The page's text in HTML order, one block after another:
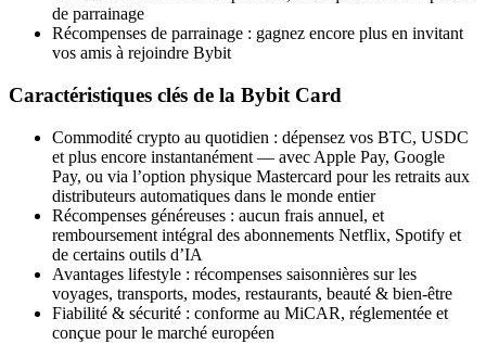
de parrainage
Récompenses de parrainage : gagnez encore plus en invitant
vos amis à rejoindre Bybit
Caractéristiques clés de la Bybit Card
Commodité crypto au quotidien : dépensez vos BTC, USDC
et plus encore instantanément — avec Apple Pay, Google
Pay, ou via l’option physique Mastercard pour les retraits aux
distributeurs automatiques dans le monde entier
Récompenses généreuses : aucun frais annuel, et
remboursement intégral des abonnements Netflix, Spotify et
de certains outils d’IA
Avantages lifestyle : récompenses saisonnières sur les
voyages, transports, modes, restaurants, beauté & bien-être
Fiabilité & sécurité : conforme au MiCAR, réglementée et
conçue pour le marché européen